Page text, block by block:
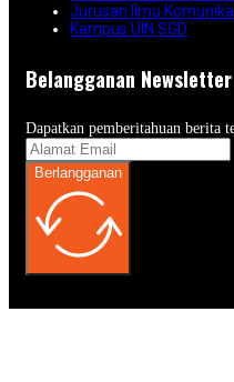
Jurusan Ilmu
Kampus UIN SGD
Belangganan Newsletter
Dapatkan pemberitahuan berita
Berlangganan